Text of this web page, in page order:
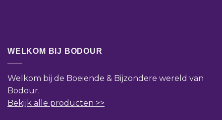
WELKOM BIJ BODOUR
Welkom bij de Boeiende & Bijzondere wereld van
Bodour.
Bekijk alle producten >>